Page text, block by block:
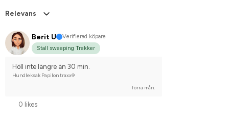
Relevans
Berit U
Verifierad köpare
Stall sweeping Trekker
Höll inte längre än 30 min.
Hundleksak Papilon traxx®
förra mån.
0 likes